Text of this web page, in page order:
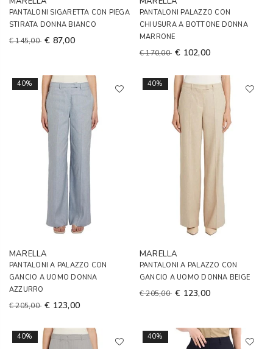
PANTALONI SIGARETTA CON PIEGA
STIRATA DONNA BIANCO
€ 145,00 € 87,00
PANTALONI PALAZZO CON
CHIUSURA A BOTTONE DONNA
MARRONE
€ 170,00 € 102,00
40%
MARELLA
PANTALONI A PALAZZO CON
GANCIO A UOMO DONNA
AZZURRO
€ 205,00 € 123,00
40%
MARELLA
PANTALONI A PALAZZO CON
GANCIO A UOMO DONNA BEIGE
€ 205,00 € 123,00
40% 40%